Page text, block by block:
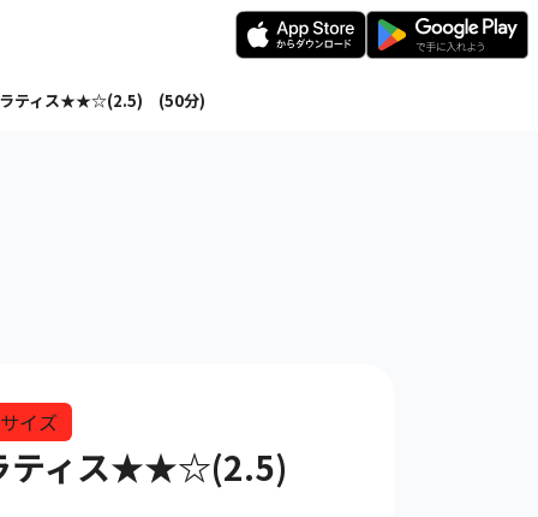
ラティス★★☆(2.5) (50分)
イズ
ティス★★☆(2.5)